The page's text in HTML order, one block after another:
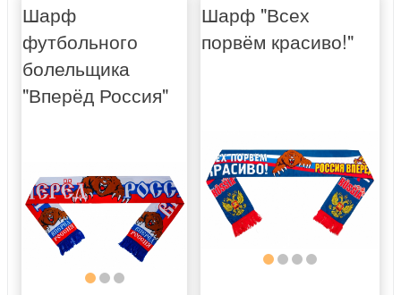
Шарф
футбольного
болельщика
"Вперёд Россия"
Шарф "Всех
порвём красиво!"